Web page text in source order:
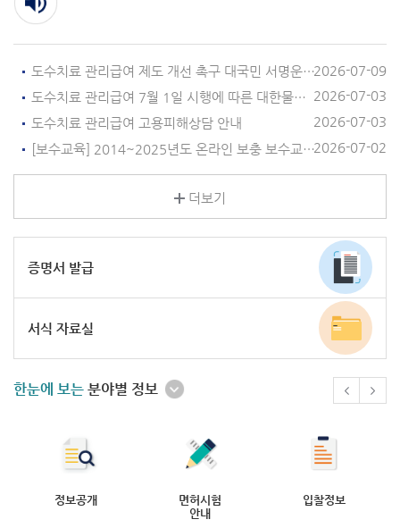
도수치료 관리급여 제도 개선 촉구 대국민 서명운동 및 피해사례 수집 안내2026-07-09
도수치료 관리급여 7월 1일 시행에 따른 대한물리치료사협회 성명서
2026-07-03
도수치료 관리급여 고용피해상담 안내
2026-07-03
[보수교육] 2014~2025년도 온라인 보충 보수교육 추가 연장 실시 안내2026-07-02
더보기
증명서 발급
서식 자료실
한눈에 보는 분야별 정보
정보공개
면허시험
안내
입찰정보